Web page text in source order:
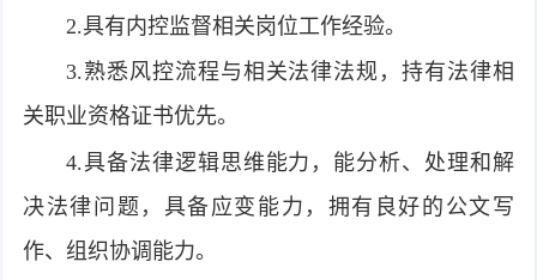
2.具有内控监督相关岗位工作经验。
3.熟悉风控流程与相关法律法规，持有法律相
关职业资格证书优先。
4.具备法律逻辑思维能力，能分析、处理和解
决法律问题，具备应变能力，拥有良好的公文写
作、组织协调能力。